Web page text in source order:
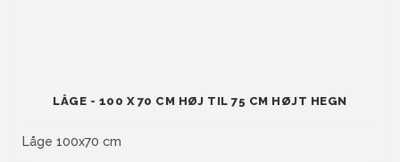
LÅGE - 100 X 70 CM HØJ TIL 75 CM HØJT HEGN
Låge 100x70 cm